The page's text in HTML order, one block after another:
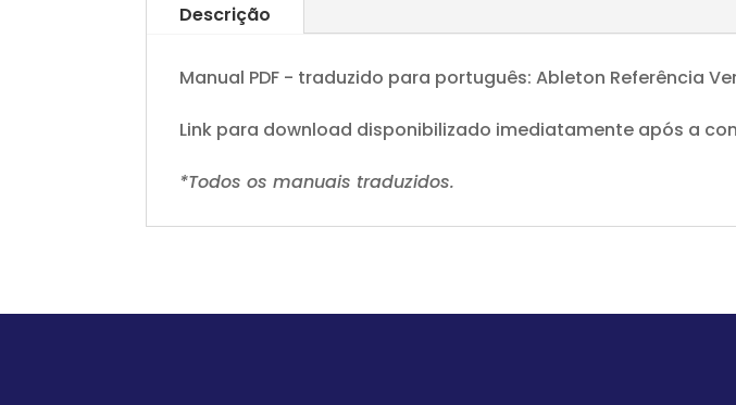
Descrição
Manual PDF - traduzido para português: Ableton Referência
Link para download disponibilizado imediatamente após a
*Todos os manuais traduzidos.